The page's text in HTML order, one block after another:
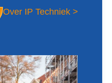
Over IP Techniek >